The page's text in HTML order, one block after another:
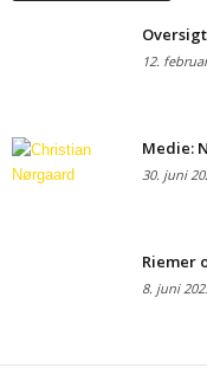
12.
Medie:
30. juni
Riemer
8. juni